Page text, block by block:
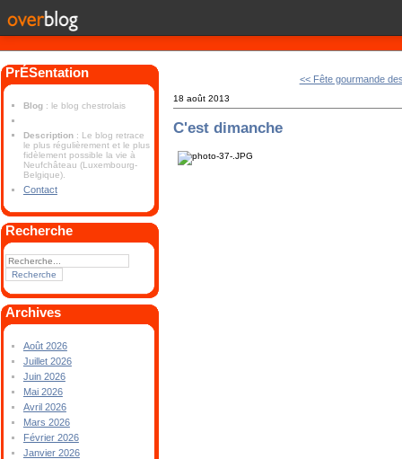
PrÉSentation
Blog : le blog chestrolais
Description : Le blog retrace
le plus régulièrement et le plus
fidèlement possible la vie à
Neufchâteau (Luxembourg-
Belgique).
Contact
Recherche
Archives
Août 2026
Juillet 2026
Juin 2026
Mai 2026
Avril 2026
Mars 2026
Février 2026
Janvier 2026
<< Fête gourmande
18 août 2013
C'est dimanche